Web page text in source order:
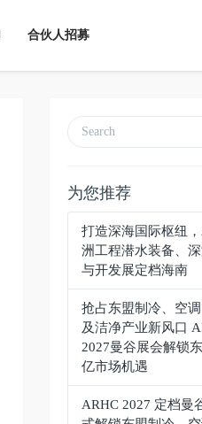
合伙人招募
为您推荐
打造深海国际枢纽，
洲工程潜水装备、
与开发展定档海南
抢占东盟制冷、空
及洁净产业新风口
2027曼谷展会解锁
亿市场机遇
ARHC 2027 定档曼